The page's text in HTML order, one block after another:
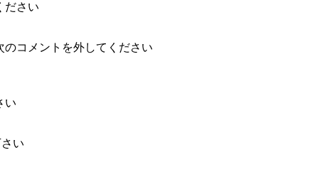
ださい
コメントを外してください
い
い